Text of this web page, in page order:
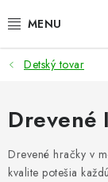
na
BICYKLE
ZÁHRADA
DOMÁCNOSŤ
Detský tovar
Drevené
Drevené hračky v
kvalite potešia